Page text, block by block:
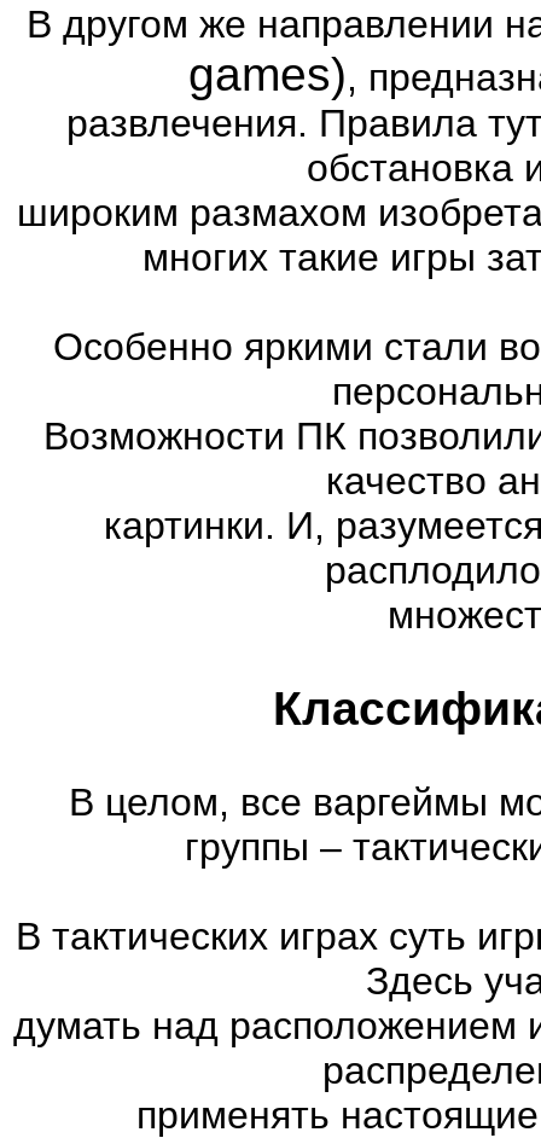
В другом же направлении
games),
развлечения. Правила
обстановка
широким размахом
многих такие игры
Особенно яркими стали
Возможности ПК
качество
картинки. И,
В целом, все варгеймы
группы –
В тактических играх суть
Здесь
думать над расположением
применять